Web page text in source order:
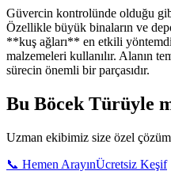
Güvercin kontrolünde olduğu
Özellikle büyük binaların ve
**kuş ağları** en etkili
malzemeleri kullanılır. Alanın
sürecin önemli bir parçasıdır.
Bu Böcek Türüyle
Uzman ekibimiz size özel çözüm
📞 Hemen ArayınÜcretsiz Keşif